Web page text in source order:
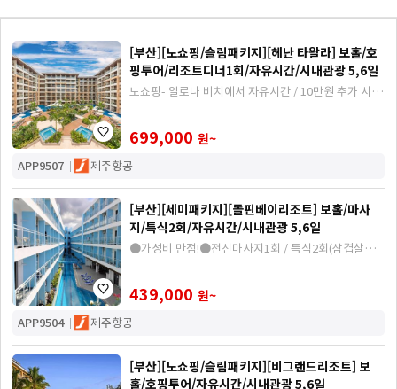
[부산][노쇼핑/슬림패키지][헤난 타왈라] 보홀/호
핑투어/리조트디너1회/자유시간/시내관광 5,6일
노쇼핑- 알로나 비치에서 자유시간 / 10만원 추가 시 헤
699,000 원~
APP9507 제주항공
[부산][세미패키지][돌핀베이리조트] 보홀/마사
지/특식2회/자유시간/시내관광 5,6일
●가성비 만점!●전신마사지1회 / 특식2회(삼겹살정
439,000 원~
APP9504 제주항공
[부산][노쇼핑/슬림패키지][비그랜드리조트] 보
홀/호핑투어/자유시간/시내관광 5,6일